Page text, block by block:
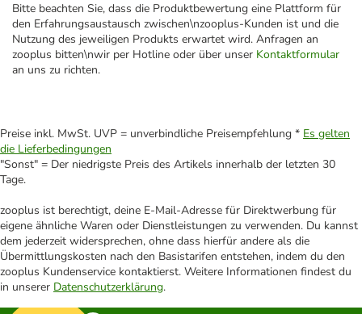
Bitte beachten Sie, dass die Produktbewertung eine Plattform für
den Erfahrungsaustausch zwischen\nzooplus-Kunden ist und die
Nutzung des jeweiligen Produkts erwartet wird. Anfragen an
zooplus bitten\nwir per Hotline oder über unser Kontaktformular
an uns zu richten.
Preise inkl. MwSt. UVP = unverbindliche Preisempfehlung * Es gelten
die Lieferbedingungen
"Sonst" = Der niedrigste Preis des Artikels innerhalb der letzten 30
Tage.
zooplus ist berechtigt, deine E-Mail-Adresse für Direktwerbung für
eigene ähnliche Waren oder Dienstleistungen zu verwenden. Du kannst
dem jederzeit widersprechen, ohne dass hierfür andere als die
Übermittlungskosten nach den Basistarifen entstehen, indem du den
zooplus Kundenservice kontaktierst. Weitere Informationen findest du
in unserer Datenschutzerklärung.